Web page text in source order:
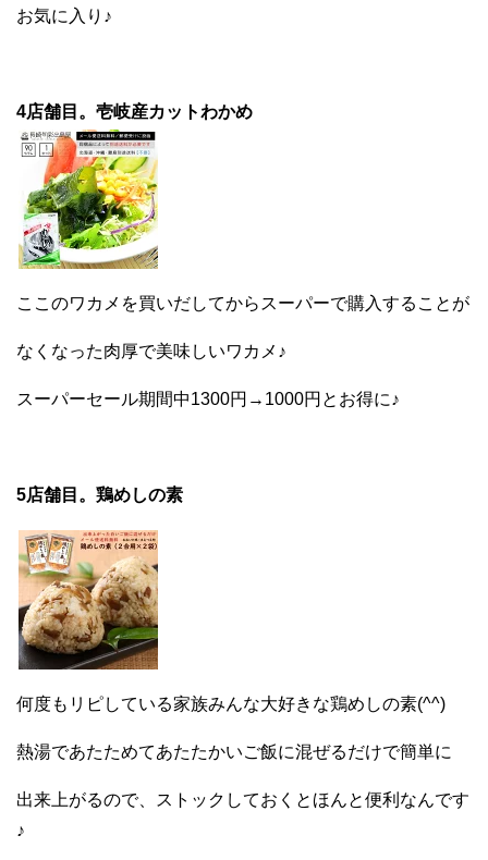
お気に入り♪
4店舗目。壱岐産カットわかめ
ここのワカメを買いだしてからスーパーで購入することが
なくなった肉厚で美味しいワカメ♪
スーパーセール期間中1300円→1000円とお得に♪
5店舗目。鶏めしの素
何度もリピしている家族みんな大好きな鶏めしの素(^^)
熱湯であたためてあたたかいご飯に混ぜるだけで簡単に
出来上がるので、ストックしておくとほんと便利なんです
♪